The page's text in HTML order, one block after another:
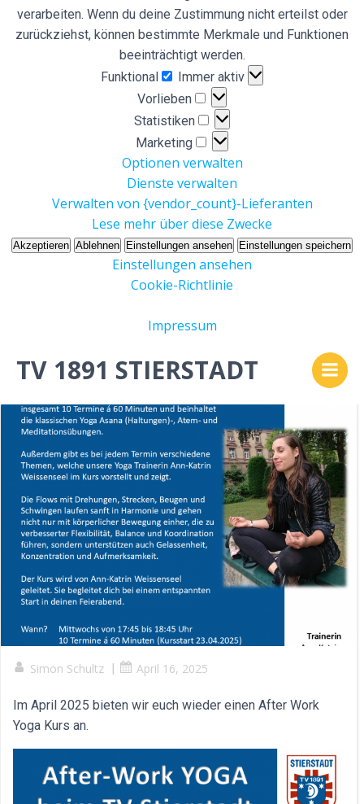
verarbeiten. Wenn du deine Zustimmung nicht erteilst oder
zurückziehst, können bestimmte Merkmale und Funktionen
beeinträchtigt werden.
Funktional
Funktional
Immer aktiv
Vorlieben
Vorlieben
Statistiken
Statistiken
Marketing
Marketing
Optionen verwalten
Dienste verwalten
Verwalten von {vendor_count}-Lieferanten
Lese mehr über diese Zwecke
Akzeptieren Ablehnen Einstellungen ansehen Einstellungen speichern
Einstellungen ansehen
Cookie-Richtlinie
Impressum
Inhalt
springen
TV 1891 STIERSTADT
Simon Schultz | April 16, 2025
Im April 2025 bieten wir euch wieder einen After Work
Yoga Kurs an.